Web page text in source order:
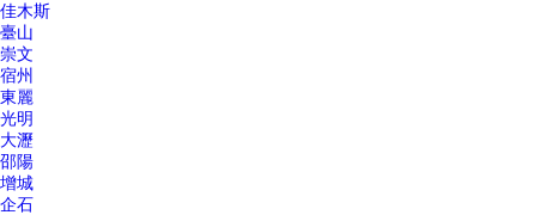
佳木斯
臺山
崇文
宿州
東麗
光明
大瀝
邵陽
增城
企石